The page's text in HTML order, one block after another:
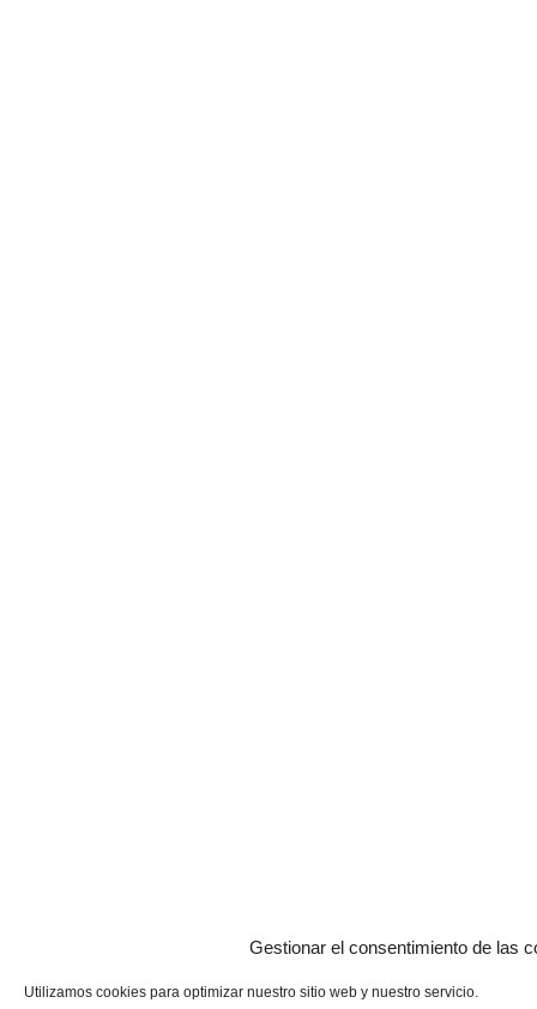
Gestionar el consentimiento de las
Utilizamos cookies para optimizar nuestro sitio web y nuestro servicio.